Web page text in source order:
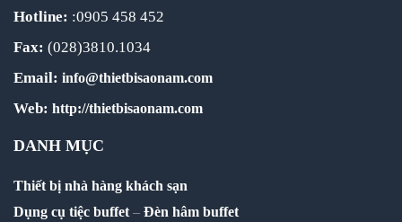
Hotline: :0905 458 452
Fax: (028)3810.1034
Email: info@thietbisaonam.com
Web: http://thietbisaonam.com
DANH MỤC
Thiết bị nhà hàng khách sạn
Dụng cụ tiệc buffet – Đèn hâm buffet